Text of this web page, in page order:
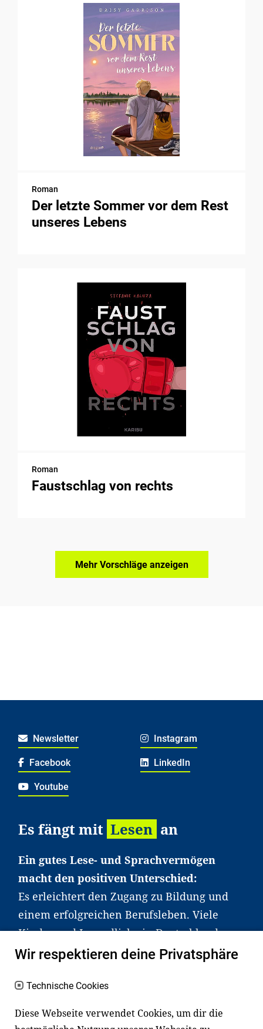
Roman
Der letzte Sommer vor dem Rest
unseres Lebens
Roman
Faustschlag von rechts
Mehr Vorschläge anzeigen
Newsletter Instagram
Facebook LinkedIn
Youtube
Es fängt mit Lesen an
Ein gutes Lese- und Sprachvermögen
macht den positiven Unterschied:
Es erleichtert den Zugang zu Bildung und
einem erfolgreichen Berufsleben. Viele
Kinder und Jugendliche in Deutschland
haben aber große Schwierigkeiten dabei.
an Familien sowie an Erzieher*innen,
Lehrer*innen und andere
Fachexpert*innen. Dafür arbeiten wir eng
Wir respektieren deine Privatsphäre
Technische Cookies
Diese Webseite verwendet Cookies, um dir die